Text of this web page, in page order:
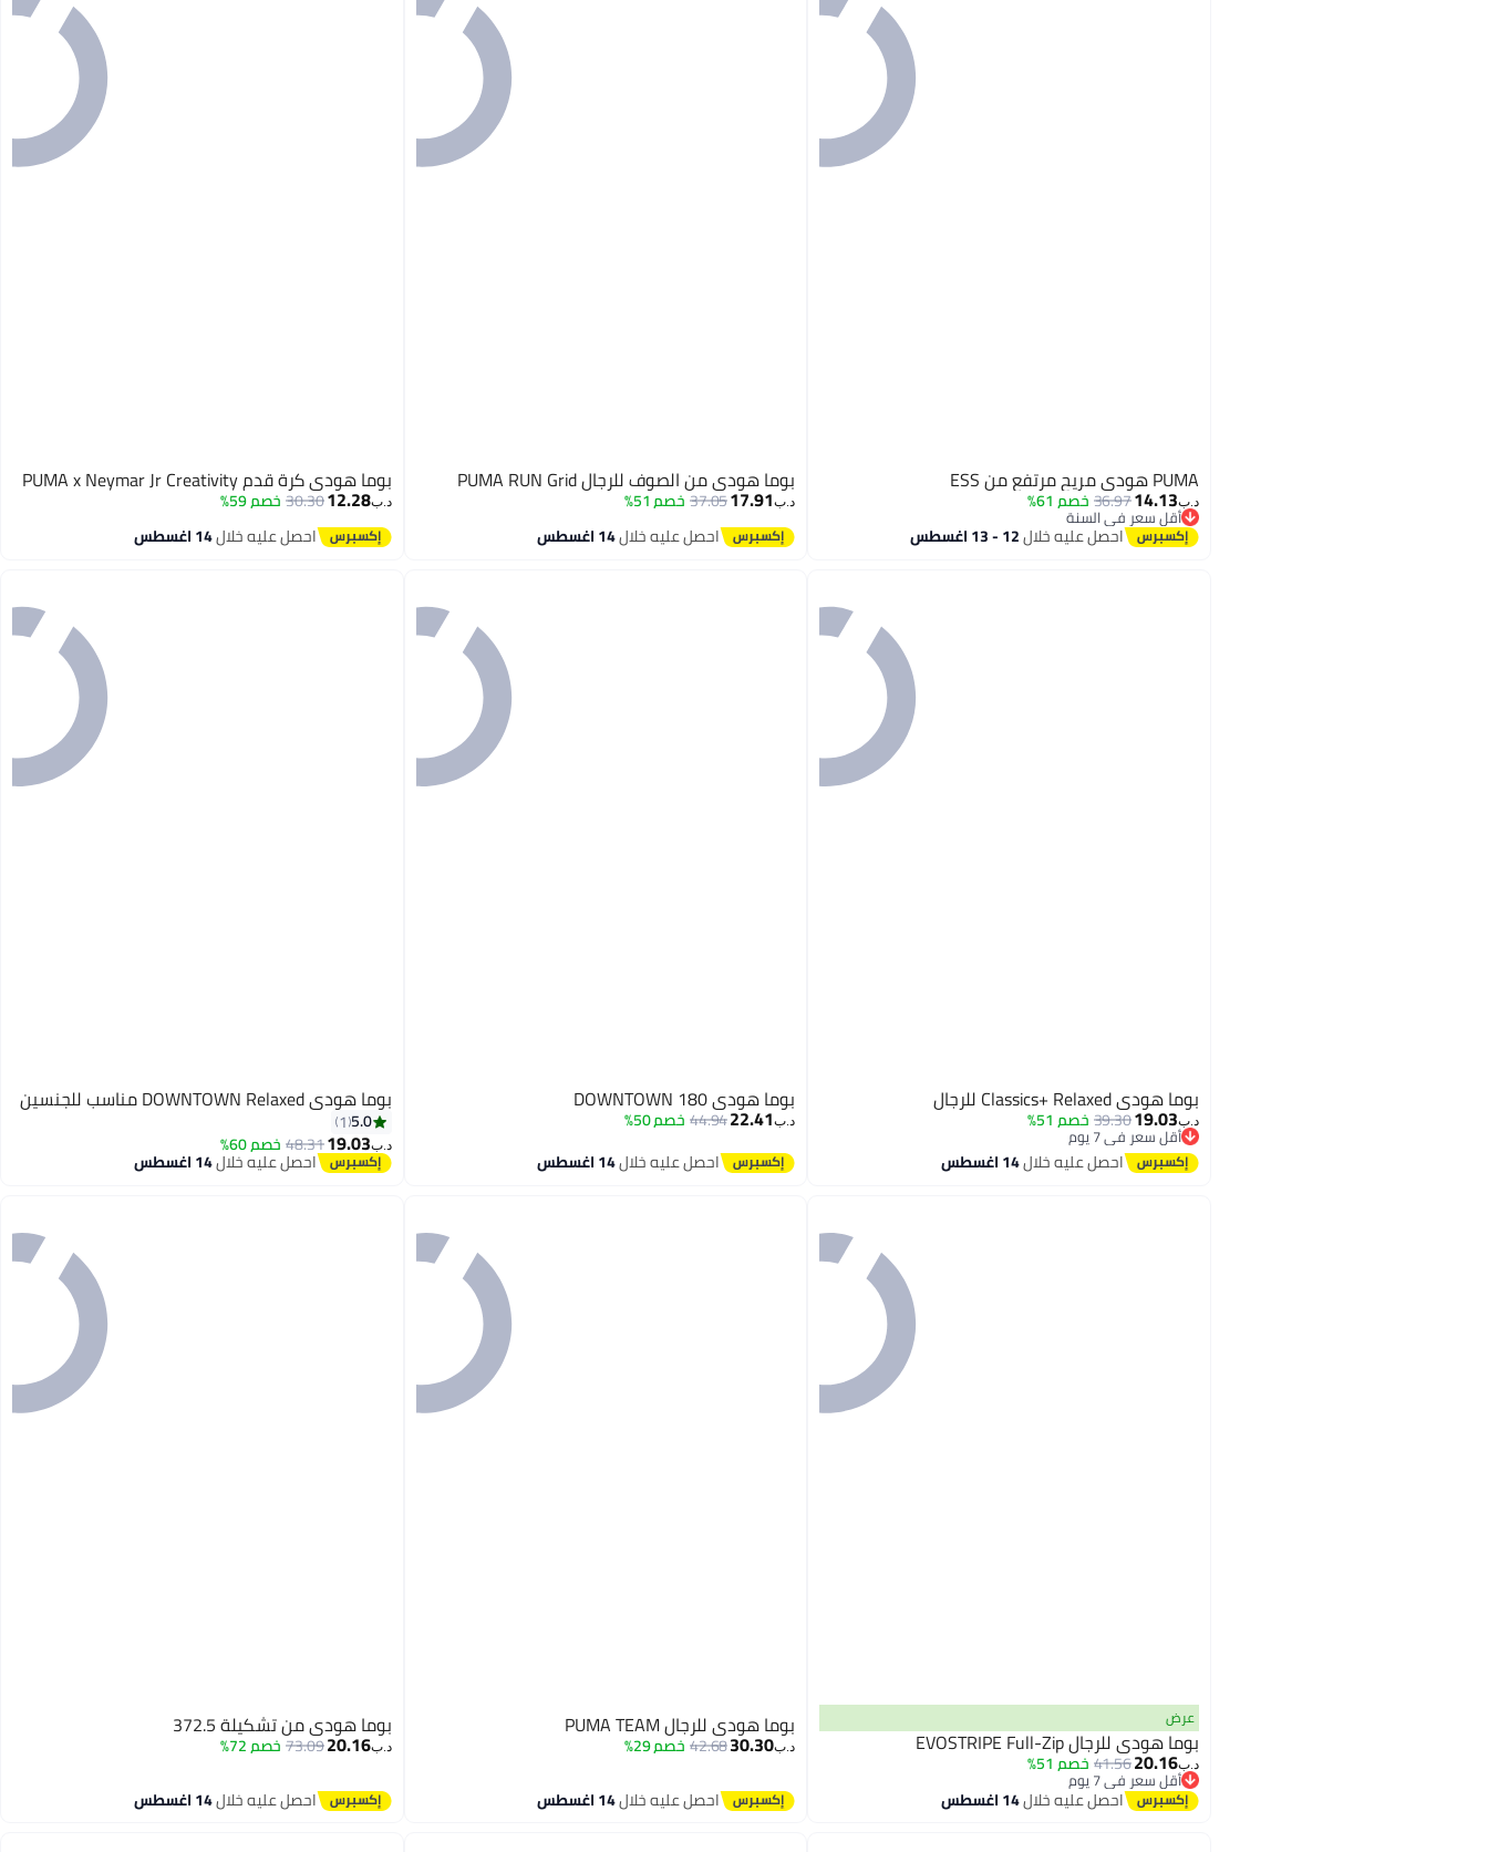
PUMA هودي مريح مرتفع من ESS
د.ب‏14.13
36.97خصم 61%
أقل سعر في السنة
أقل سعر في السنة
احصل عليه خلال12 - 13 اغسطس
بوما هودي من الصوف للرجال PUMA RUN Grid
د.ب‏17.91
37.05خصم 51%
احصل عليه خلال14 اغسطس
بوما هودي كرة قدم PUMA x Neymar Jr Creativity
د.ب‏12.28
30.30 خصم 59%
احصل عليه خلال14 اغسطس
بوما هودي Classics+ Relaxed للرجال
د.ب‏19.03
39.30خصم 51%
أقل سعر في 7 يوم
أقل سعر في 7 يوماحصل عليه خلال14 اغسطس
بوما هودي DOWNTOWN 180
د.ب‏22.41
44.94خصم 50%
احصل عليه خلال14 اغسطس
بوما هودي DOWNTOWN Relaxed مناسب للجنسين
5.0
1
د.ب‏19.03
48.31 خصم 60%
احصل عليه خلال14 اغسطس
عرض
بوما هودي للرجال EVOSTRIPE Full-Zip
د.ب‏20.16
41.56خصم 51%
أقل سعر في 7 يوم
أقل سعر في 7 يوماحصل عليه خلال14 اغسطس
بوما هودي للرجال PUMA TEAM
د.ب‏30.30
42.68خصم 29%
احصل عليه خلال14 اغسطس
بوما هودي من تشكيلة 372.5
د.ب‏20.16
73.09 خصم 72%
احصل عليه خلال14 اغسطس